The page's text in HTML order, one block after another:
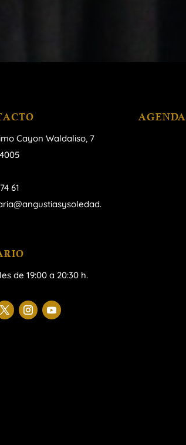
Cayon Waldaliso, 7
61
de 19:00 a 20:30 h.
AGENDA